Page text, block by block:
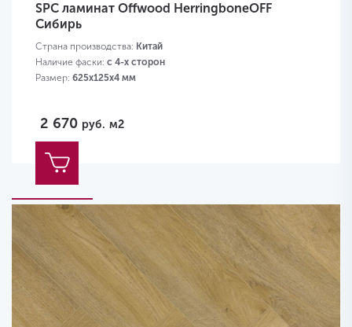
SPC ламинат Offwood HerringboneOFF
Сибирь
Страна производства: Китай
Наличие фаски: с 4-х сторон
Размер: 625х125х4 мм
2 670 руб. м2